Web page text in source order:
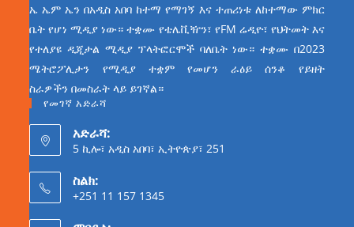
ኤ ኤም ኤን በአዲስ አበባ ከተማ የማገኝ እና ተጠሪነቱ ለከተማው ምክር
ቤት የሆነ ሚዲያ ነው። ተቋሙ የቴሌቪዥን፣ የFM ሬዲዮ፣ የህትመት እና
የተለያዩ ዲጂታል ሚዲያ ፕላትፎርሞች ባለቤት ነው። ተቋሙ በ2023
ሜትሮፖሊታን የሚዲያ ተቋም የመሆን ራዕይ ሰንቆ የይዘት
ስራዎችን በመስራት ላይ ይገኛል።
የመገኛ አድራሻ
አድራሻ:
5 ኪሎ፣ አዲስ አበባ፣ ኢትዮጵያ፣ 251
ስልክ:
+251 11 157 1345